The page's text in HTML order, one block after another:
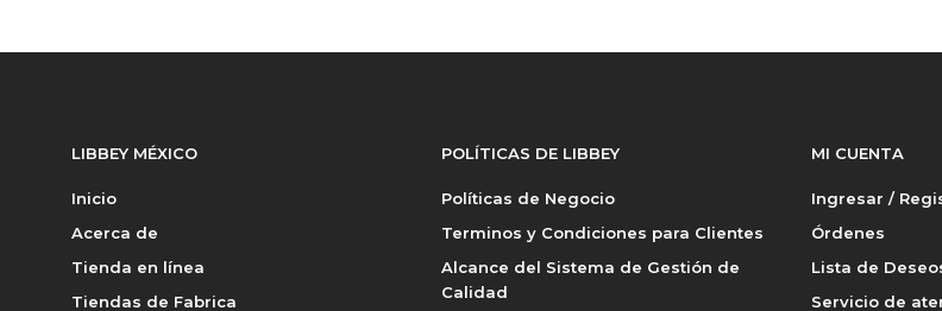
LIBBEY MÉXICO
Inicio
Acerca de
Tienda en línea
Tiendas de Fabrica
POLÍTICAS DE LIBBEY
Políticas de Negocio
Terminos y Condiciones para Clientes
Alcance del Sistema de Gestión de
Calidad
MI CUENTA
Ingresar /
Órdenes
Lista de
Servicio de